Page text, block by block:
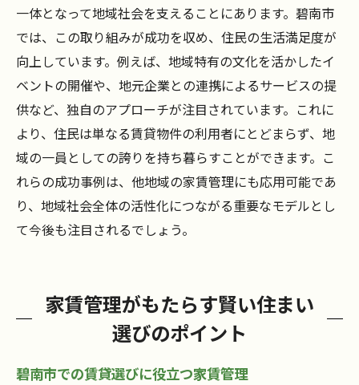
一体となって地域社会を支えることにあります。碧南市
では、この取り組みが成功を収め、住民の生活満足度が
向上しています。例えば、地域特有の文化を活かしたイ
ベントの開催や、地元企業との連携によるサービスの提
供など、独自のアプローチが注目されています。これに
より、住民は単なる賃貸物件の利用者にとどまらず、地
域の一員としての誇りを持ち暮らすことができます。こ
れらの成功事例は、他地域の家賃管理にも応用可能であ
り、地域社会全体の活性化につながる重要なモデルとし
て今後も注目されるでしょう。
家賃管理がもたらす賢い住まい
選びのポイント
碧南市での賃貸選びに役立つ家賃管理